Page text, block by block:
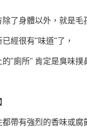
了身體以外，就是毛
經很有"味道"了，
"廁所" 肯定是臭味撲
帶有強烈的香味或